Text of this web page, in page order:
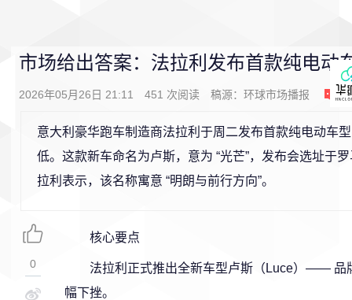
市场给出答案：法拉利发布首款纯电动
2026年05月26日 21:11 451 次阅读 稿源： 环球市场播报 1
意大利豪华跑车制造商法拉利于周二发布首款纯电动车
低。这款新车命名为卢斯，意为 “光芒”，发布会选址于
拉利表示，该名称寓意 “明朗与前行方向”。
核心要点
法拉利正式推出全新车型卢斯（Luce）—— 品
幅下挫。
0